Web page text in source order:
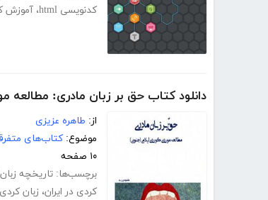
کدنویسی html
، آموزش
دانلود کتاب حق بر زبان مادری: مطالعه
از: طاهره عزیزی
موضوع: کتاب‌های
۱۰ صفحه
برچسب‌ها: تاریخچه
کردی در ایران، زبان